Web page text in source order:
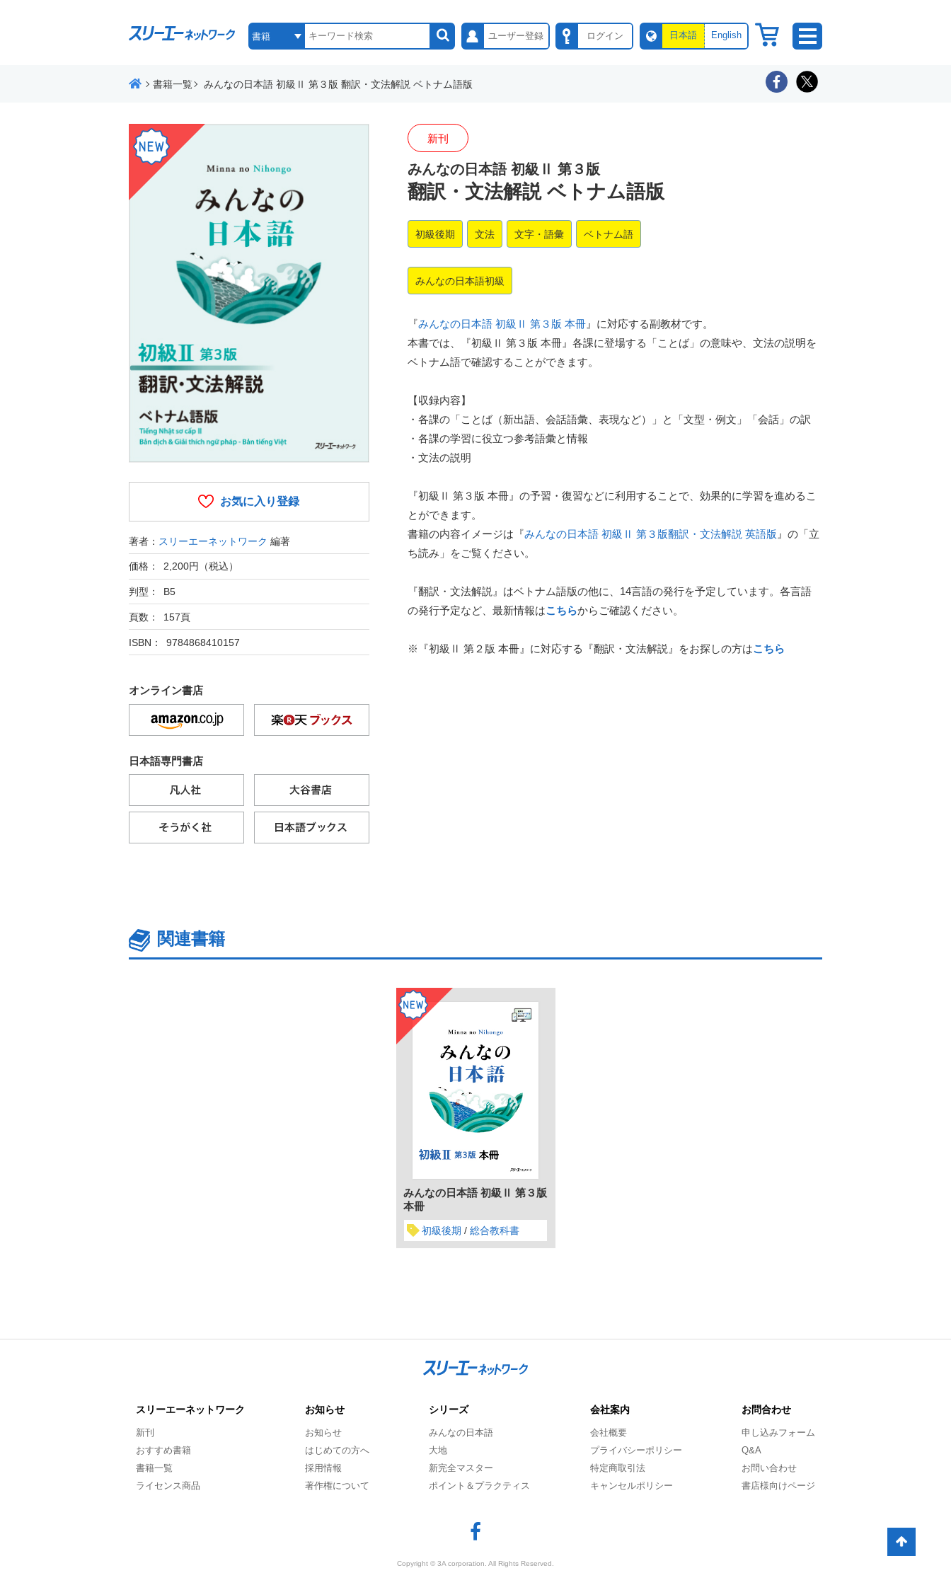
ユーザー登録 ログイン 日本語 English
書籍一覧 みんなの日本語 初級Ⅱ 第３版 翻訳・文法解説 ベトナム語版
新刊
みんなの日本語 初級Ⅱ 第３版
翻訳・文法解説 ベトナム語版
初級後期 文法 文字・語彙 ベトナム語
みんなの日本語初級
『みんなの日本語 初級Ⅱ 第３版 本冊 』に対応する副教材です。
本書では、『初級Ⅱ 第３版 本冊』各課に登場する「ことば」の意味や、文法の説明を
ベトナム語で確認することができます。
【収録内容】
・各課の「ことば（新出語、会話語彙、表現など）」と「文型・例文」「会話」の訳
・各課の学習に役立つ参考語彙と情報
・文法の説明
『初級Ⅱ 第３版 本冊』の予習・復習などに利用することで、効果的に学習を進めるこ
とができます。
書籍の内容イメージは『みんなの日本語 初級Ⅱ 第３版翻訳・文法解説 英語版 』の「立
ち読み」をご覧ください。
『翻訳・文法解説』はベトナム語版の他に、14言語の発行を予定しています。各言語
の発行予定など、最新情報はこちらからご確認ください。
※『初級Ⅱ 第２版 本冊』に対応する『翻訳・文法解説』をお探しの方はこちら
お気に入り登録
著者： スリーエーネットワーク 編著
価格： 2,200円（税込）
判型： B5
頁数： 157頁
ISBN： 9784868410157
オンライン書店
日本語専門書店
関連書籍
みんなの日本語 初級Ⅱ 第３版
本冊
初級後期 総合教科書
スリーエーネットワーク
新刊
おすすめ書籍
書籍一覧
ライセンス商品
お知らせ
お知らせ
はじめての方へ
採用情報
著作権について
シリーズ
みんなの日本語
大地
新完全マスター
ポイント＆プラクティス
会社案内
会社概要
プライバシーポリシー
特定商取引法
キャンセルポリシー
お問合わせ
申し込みフォーム
Q&A
お問い合わせ
書店様向けページ
Copyright © 3A corporation. All Rights Reserved.